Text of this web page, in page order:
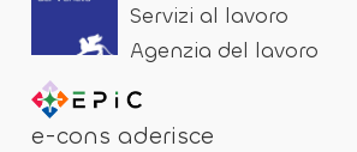
Servizi al lavoro
Agenzia del lavoro
e-cons aderisce